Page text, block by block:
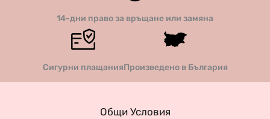
14-дни право за връщане или замяна
Сигурни плащанияПроизведено в България
Общи Условия